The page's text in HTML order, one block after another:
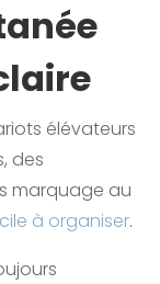
élévateurs
des
marquage au
à organiser.